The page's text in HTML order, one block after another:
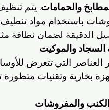
والحمامات. يتم
باستخدام مواد تنظيف
الدقيقة لضمان نظافة
والموكيت
التي تتعرض
وتقنيات متطورة
والمفروشات